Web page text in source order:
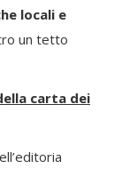
locali e
un tetto
carta dei